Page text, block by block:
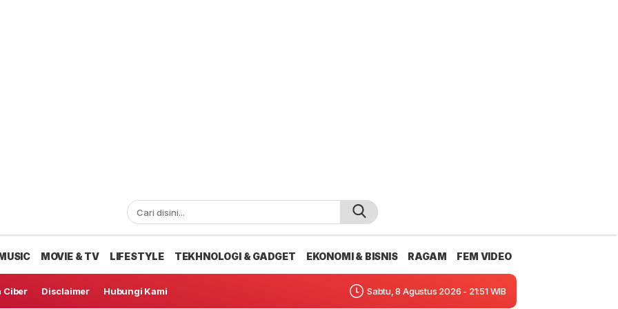
MOVIE & TV LIFESTYLE TEKHNOLOGI & GADGET EKONOMI & BISNIS RAGAM FEM VIDEO
Ciber Disclaimer Hubungi Kami Sabtu, 8 Agustus 2026 - 21:51 WIB